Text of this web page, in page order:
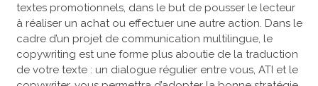
textes promotionnels, dans le but de pousser le lecteur
à réaliser un achat ou effectuer une autre action. Dans le
cadre d’un projet de communication multilingue, le
copywriting est une forme plus aboutie de la traduction
de votre texte : un dialogue régulier entre vous, ATI et le